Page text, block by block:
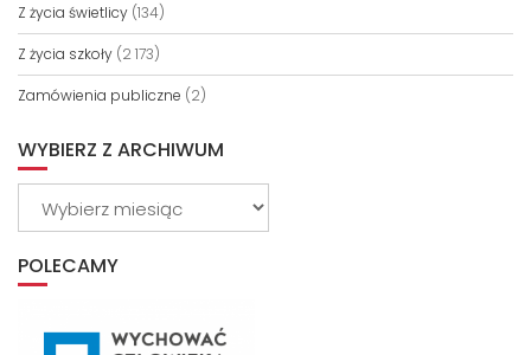
Z życia świetlicy (134)
Z życia szkoły (2 173)
Zamówienia publiczne (2)
WYBIERZ Z ARCHIWUM
POLECAMY